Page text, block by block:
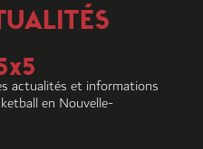
actualités et informations
en Nouvelle-